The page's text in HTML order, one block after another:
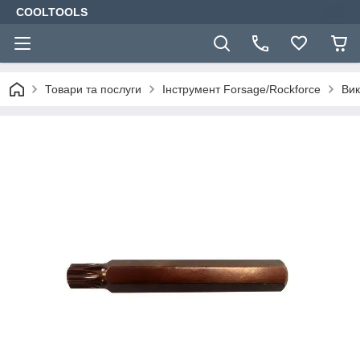
COOLTOOLS
Товари та послуги Інструмент Forsage/Rockforce